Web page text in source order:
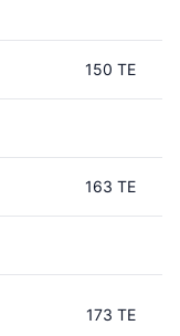
150 TE
163 TE
173 TE